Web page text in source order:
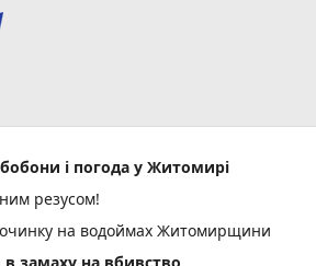
і погода у Житомирі
резусом!
на водоймах Житомирщини